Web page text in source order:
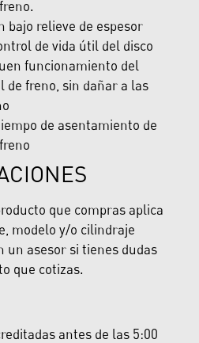
bajo relieve de espesor
de vida útil del disco
funcionamiento del
de freno, sin dañar a las
de asentamiento de
que compras aplica
modelo y/o cilindraje
un asesor si tienes dudas
que cotizas.
antes de las 5:00